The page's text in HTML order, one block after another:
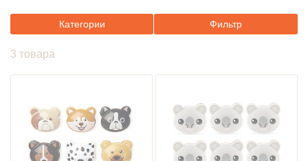
Категории Фильтр
3 товара